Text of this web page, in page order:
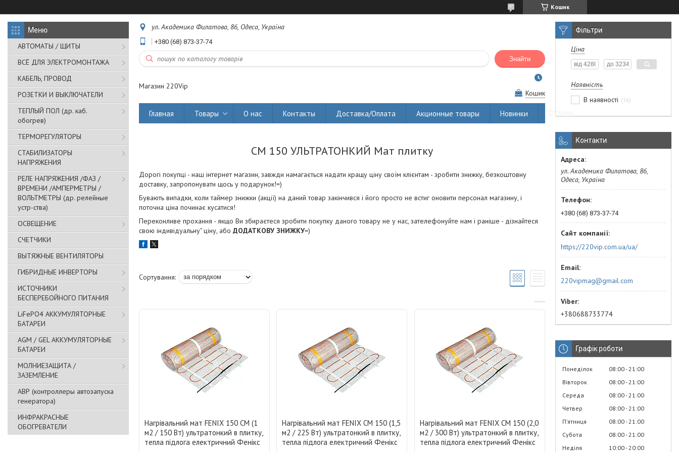
Кошик
АВТОМАТЫ / ЩИТЫ
ВСЁ ДЛЯ ЭЛЕКТРОМОНТАЖА
КАБЕЛЬ, ПРОВОД
РОЗЕТКИ И ВЫКЛЮЧАТЕЛИ
ТЕПЛЫЙ ПОЛ (др. каб.
обогрев)
ТЕРМОРЕГУЛЯТОРЫ
СТАБИЛИЗАТОРЫ
НАПРЯЖЕНИЯ
РЕЛЕ НАПРЯЖЕНИЯ /ФАЗ /
ВРЕМЕНИ /АМПЕРМЕТРЫ /
ВОЛЬТМЕТРЫ (др. релейные
устр-ства)
ОСВЕЩЕНИЕ
СЧЕТЧИКИ
ВЫТЯЖНЫЕ ВЕНТИЛЯТОРЫ
ГИБРИДНЫЕ ИНВЕРТОРЫ
ИСТОЧНИКИ
БЕСПЕРЕБОЙНОГО ПИТАНИЯ
LiFePO4 АККУМУЛЯТОРНЫЕ
БАТАРЕИ
AGM / GEL АККУМУЛЯТОРНЫЕ
БАТАРЕИ
МОЛНИЕЗАЩИТА /
ЗАЗЕМЛЕНИЕ
АВР (контроллеры автозапуска
генератора)
ИНФРАКРАСНЫЕ
ОБОГРЕВАТЕЛИ
ул. Академика Филатова, 86, Одеса, Україна
+380 (68) 873-37-74
Знайти
Магазин 220Vip
Кошик
Главная Товары О нас Контакты Доставка/Оплата Акционные товары Новинки Отзывы
CM 150 УЛЬТРАТОНКИЙ Мат плитку
Дорогі покупці - наш інтернет магазин, завжди намагається надати кращу ціну своїм клієнтам - зробити знижку, безкоштовну
доставку, запропонувати щось у подарунок!=)
Бувають випадки, коли таймер знижки (акції) на даний товар закінчився і його просто не встиг оновити персонал магазину, і
поточна ціна починає кусатися!
Переконливе прохання - якщо Ви збираєтеся зробити покупку даного товару не у нас, зателефонуйте нам і раніше - дізнайтеся
свою індивідуальну" ціну, або ДОДАТКОВУ ЗНИЖКУ=)
Нагрівальний мат FENIX 150 CM (1
м2 / 150 Вт) ультратонкий в плитку,
тепла підлога електричний Фенікс
Нагрівальний мат FENIX CM 150 (1,5
м2 / 225 Вт) ультратонкий в плитку,
тепла підлога електричний Фенікс
Нагрівальний мат FENIX CM 150 (2,0
м2 / 300 Вт) ультратонкий в плитку,
тепла підлога електричний Фенікс
Фільтри
Ціна
Наявність
В наявності
16
Контакти
ул. Академика Филатова, 86,
Одеса, Україна
+380 (68) 873-37-74
https://220vip.com.ua/ua/
220vipmag@gmail.com
+380688733774
Графік роботи
Понеділок 08:00 21:00
Вівторок
08:00 21:00
Середа
08:00 21:00
Четвер
08:00 21:00
Пʼятниця
08:00 21:00
Субота
08:00 21:00
Неділя
10:00 20:00